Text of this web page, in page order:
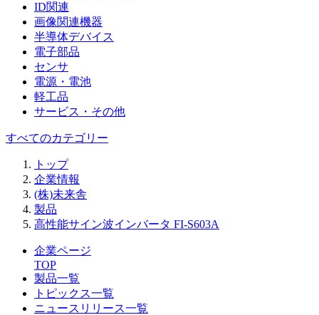
ID関連
画像関連機器
半導体デバイス
電子部品
センサ
電源・電池
軽工品
サービス・その他
すべてのカテゴリー
トップ
企業情報
(株)未来舎
製品
高性能サイン波インバータ FI-S603A
企業ページ
TOP
製品一覧
トピックス一覧
ニュースリリース一覧